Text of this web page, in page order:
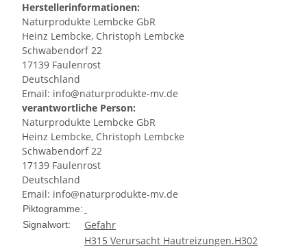
Herstellerinformationen:
Naturprodukte Lembcke GbR
Heinz Lembcke, Christoph Lembcke
Schwabendorf 22
17139 Faulenrost
Deutschland
Email: info@naturprodukte-mv.de
verantwortliche Person:
Naturprodukte Lembcke GbR
Heinz Lembcke, Christoph Lembcke
Schwabendorf 22
17139 Faulenrost
Deutschland
Email: info@naturprodukte-mv.de
Piktogramme:
Signalwort:
Gefahr
H315 Verursacht Hautreizungen.H302